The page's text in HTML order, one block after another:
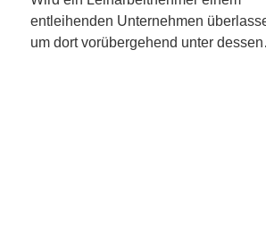
entleihenden Unternehmen
um dort vorübergehend unter